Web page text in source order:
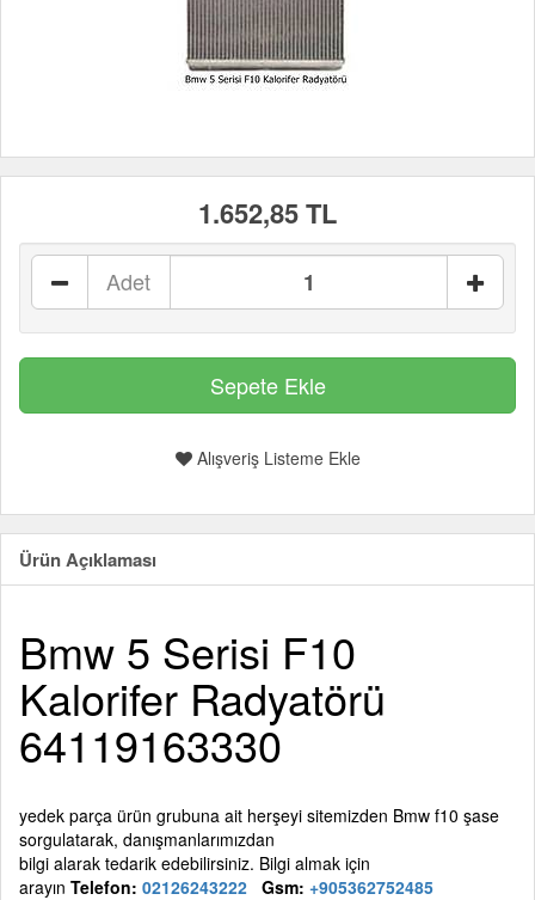
1.652,85 TL
Adet
Alışveriş Listeme Ekle
Ürün Açıklaması
Bmw 5 Serisi F10
Kalorifer Radyatörü
64119163330
yedek parça ürün grubuna ait herşeyi sitemizden Bmw f10 şase
sorgulatarak, danışmanlarımızdan
bilgi alarak tedarik edebilirsiniz. Bilgi almak için
arayın Telefon: 02126243222 Gsm: +905362752485